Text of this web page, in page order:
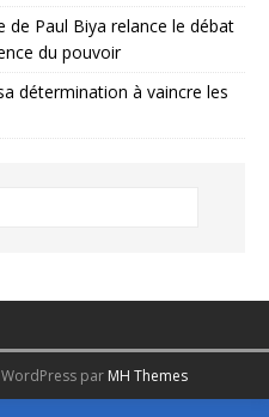
de Paul Biya relance le débat
du pouvoir
détermination à vaincre les
par MH Themes